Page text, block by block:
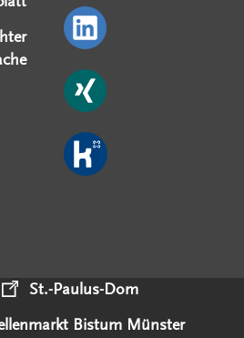
St.-Paulus-Dom
Bistum Münster